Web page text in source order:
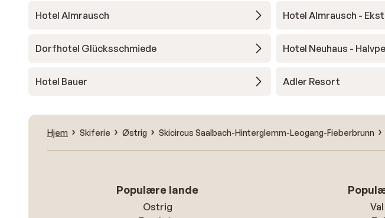
Hotel Almrausch Hotel Almrausch -
Dorfhotel Glücksschmiede Hotel Neuhaus -
Hotel Bauer Adler Resort
Hjem Skiferie Østrig Skicircus Saalbach-Hinterglemm-Leogang-Fieberbrunn
Populære lande
Ostrig